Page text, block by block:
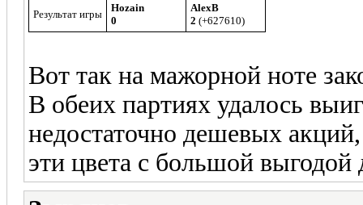
Результат игры
Hozain
0
AlexB
2 (+627610)
Вот так на мажорной ноте
В обеих партиях удалось
недостаточно дешевых
эти цвета с большой выгодой